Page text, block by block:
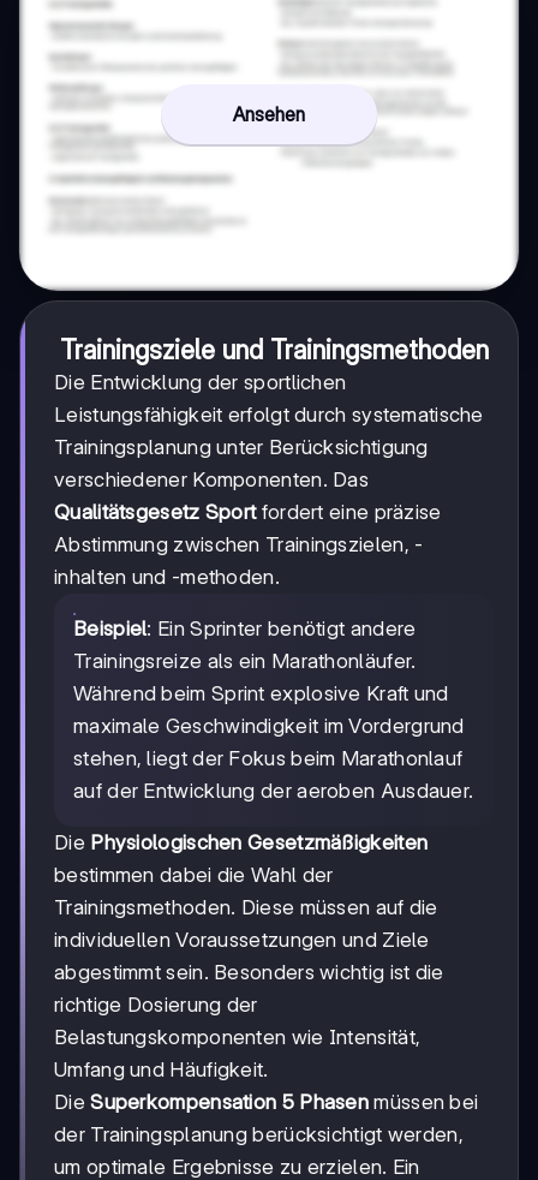
Ansehen
Trainingsziele und Trainingsmethoden
Die Entwicklung der sportlichen
Leistungsfähigkeit erfolgt durch systematische
Trainingsplanung unter Berücksichtigung
verschiedener Komponenten. Das
Qualitätsgesetz Sportfordert eine präzise
Abstimmung zwischen Trainingszielen, -
inhalten und -methoden.
Beispiel: Ein Sprinter benötigt andere
Trainingsreize als ein Marathonläufer.
Während beim Sprint explosive Kraft und
maximale Geschwindigkeit im Vordergrund
stehen, liegt der Fokus beim Marathonlauf
auf der Entwicklung der aeroben Ausdauer.
Die Physiologischen Gesetzmäßigkeiten
bestimmen dabei die Wahl der
Trainingsmethoden. Diese müssen auf die
individuellen Voraussetzungen und Ziele
abgestimmt sein. Besonders wichtig ist die
richtige Dosierung der
Belastungskomponenten wie Intensität,
Umfang und Häufigkeit.
DieSuperkompensation 5 Phasen müssen bei
der Trainingsplanung berücksichtigt werden,
um optimale Ergebnisse zu erzielen. Ein